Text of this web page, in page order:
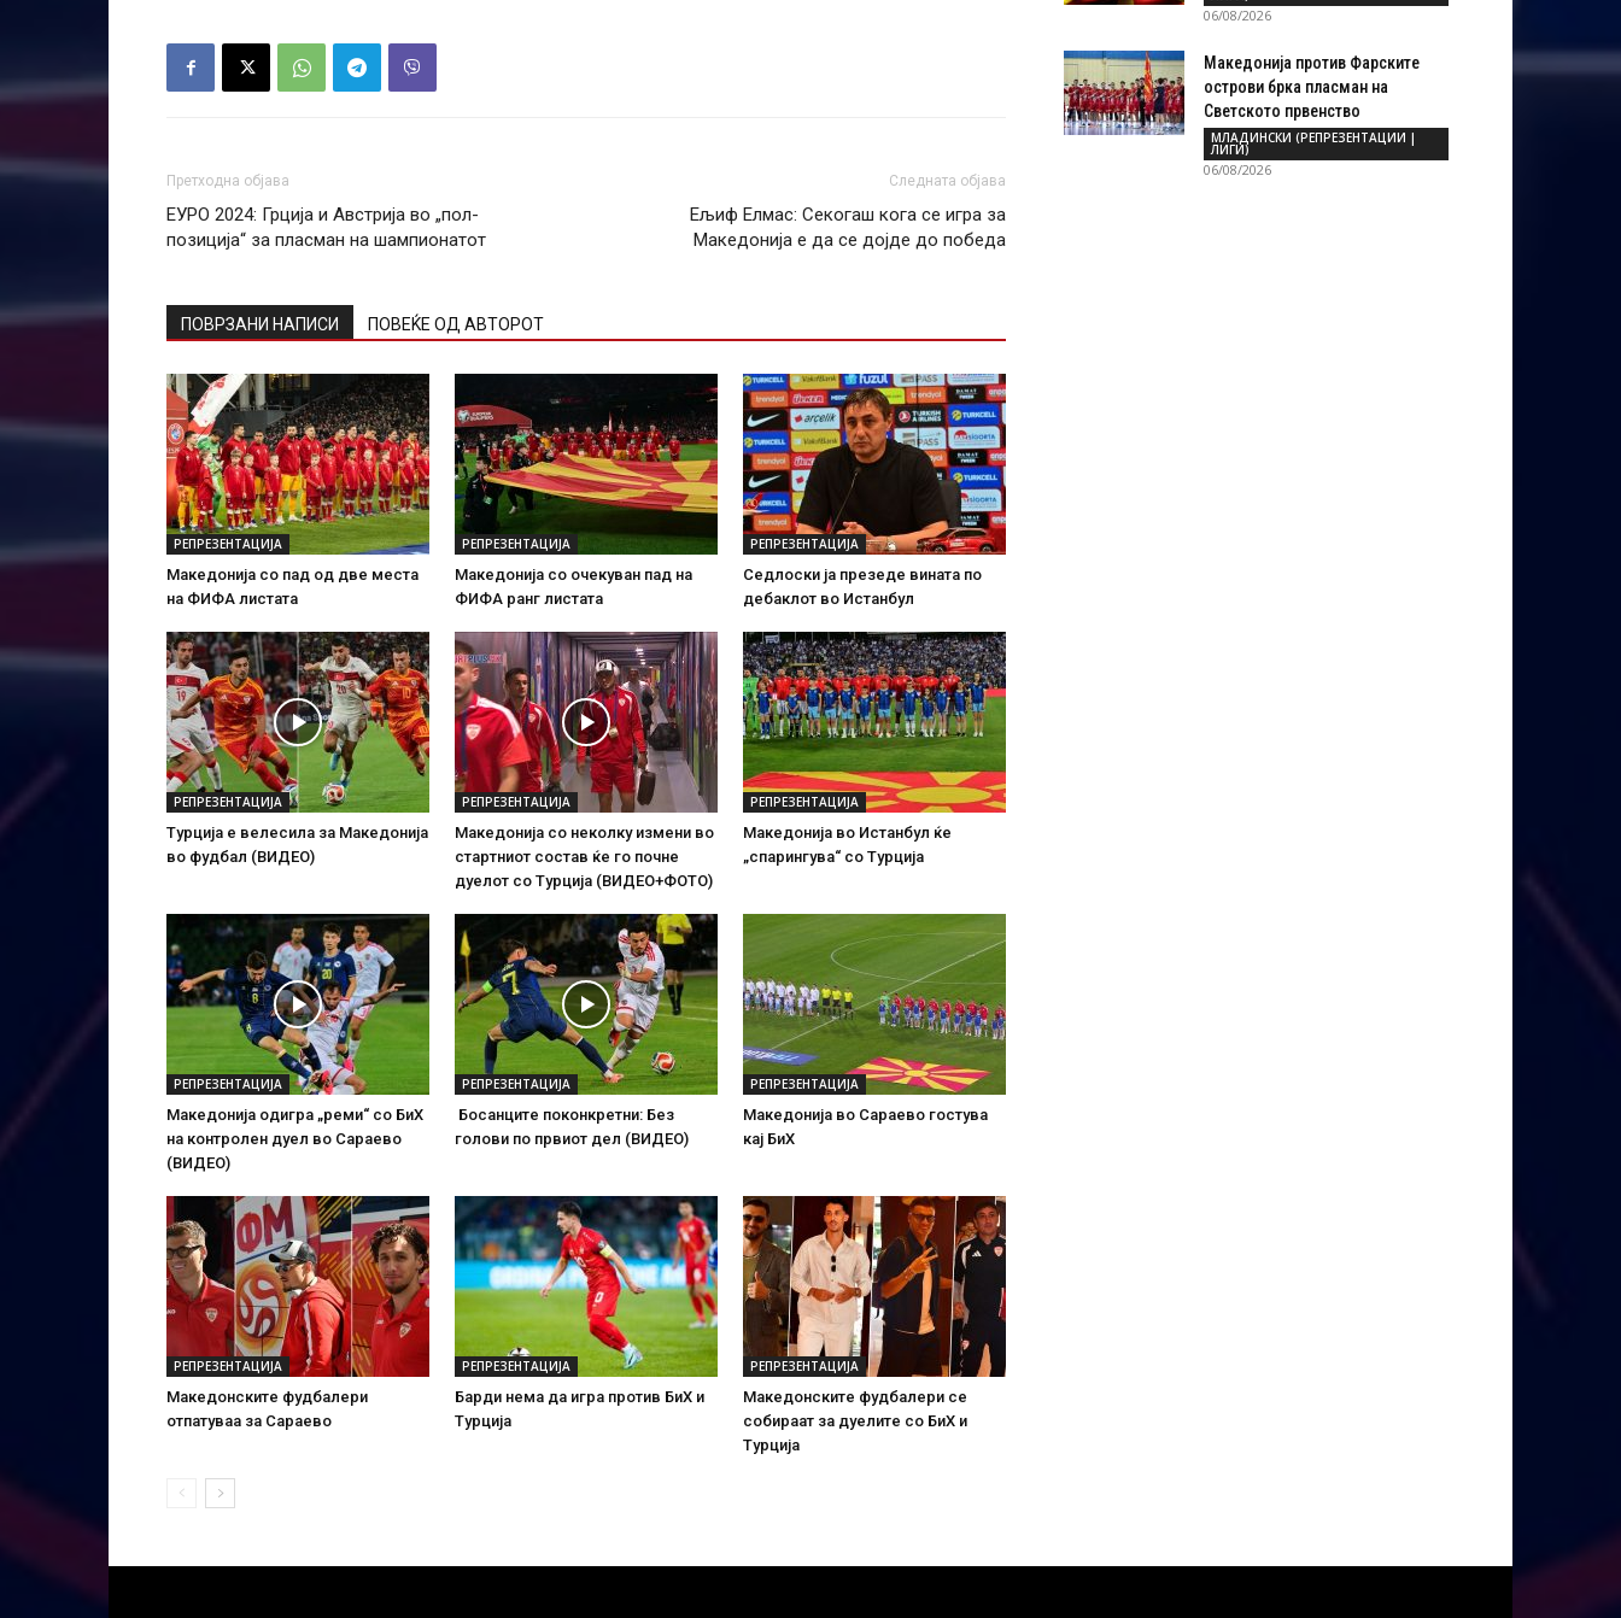
Претходна објава
ЕУРО 2024: Грција и Австрија во „пол-
позиција“ за пласман на шампионатот
Следната објава
Ељиф Елмас: Секогаш кога се игра за
Македонија е да се дојде до победа
ПОВРЗАНИ НАПИСИ ПОВЕЌЕ ОД АВТОРОТ
РЕПРЕЗЕНТАЦИЈА
Македонија со пад од две места
на ФИФА листата
РЕПРЕЗЕНТАЦИЈА
Македонија со очекуван пад на
ФИФА ранг листата
РЕПРЕЗЕНТАЦИЈА
Седлоски ја презеде вината по
дебаклот во Истанбул
РЕПРЕЗЕНТАЦИЈА
Турција е велесила за Македонија
во фудбал (ВИДЕО)
РЕПРЕЗЕНТАЦИЈА
Македонија со неколку измени во
стартниот состав ќе го почне
дуелот со Турција (ВИДЕО+ФОТО)
РЕПРЕЗЕНТАЦИЈА
Македонија во Истанбул ќе
„спарингува“ со Турција
РЕПРЕЗЕНТАЦИЈА
Македонија одигра „реми“ со БиХ
на контролен дуел во Сараево
(ВИДЕО)
РЕПРЕЗЕНТАЦИЈА
Босанците поконкретни: Без
голови по првиот дел (ВИДЕО)
РЕПРЕЗЕНТАЦИЈА
Македонија во Сараево гостува
кај БиХ
РЕПРЕЗЕНТАЦИЈА
Македонските фудбалери
отпатуваа за Сараево
РЕПРЕЗЕНТАЦИЈА
Барди нема да игра против БиХ и
Турција
РЕПРЕЗЕНТАЦИЈА
Македонските фудбалери се
собираат за дуелите со БиХ и
Турција
06/08/2026
Македонија против Фарските
острови брка пласман на
Светското првенство
МЛАДИНСКИ (РЕПРЕЗЕНТАЦИИ |
ЛИГИ)
06/08/2026